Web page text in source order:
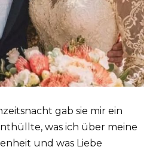
gab sie mir ein
was ich über meine
und was Liebe